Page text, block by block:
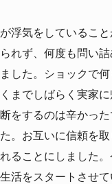
浮気をしているこ
れず、何度も問い
した。ショックで何
までしばらく実家
をするのは辛かっ
。お互いに信頼を
ることにしました
活をスタートさせ